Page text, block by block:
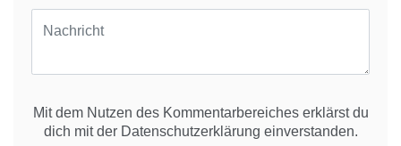
Mit dem Nutzen des Kommentarbereiches erklärst du
dich mit der Datenschutzerklärung einverstanden.